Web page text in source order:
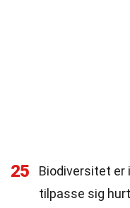
25
Biodiversitet er
tilpasse sig